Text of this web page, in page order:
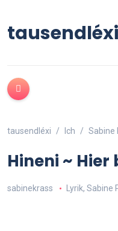
tausendléxi
tausendléxi Ich Sabine
Hineni ~ Hier
sabinekrass Lyrik, Sabine